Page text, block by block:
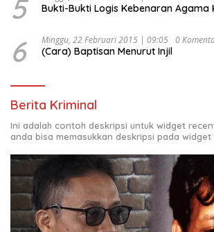
5 Bukti-Bukti Logis Kebenaran Agama
6 Minggu, 22 Februari 2015 | 09:05 0
(Cara) Baptisan Menurut Injil
Berita Kriminal
Ini adalah contoh deskripsi untuk widget
anda bisa memasukkan deskripsi pada widget